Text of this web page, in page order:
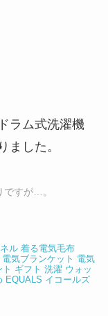
ラム式洗濯機
した。
ですが…。
ル 着る電気毛布
気ブランケット 電気
ギフト 洗濯 ウォッ
EQUALS イコールズ